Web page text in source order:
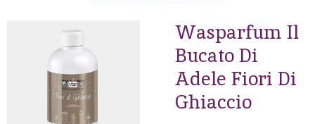
Wasparfum Il
Bucato Di
Adele Fiori Di
Ghiaccio